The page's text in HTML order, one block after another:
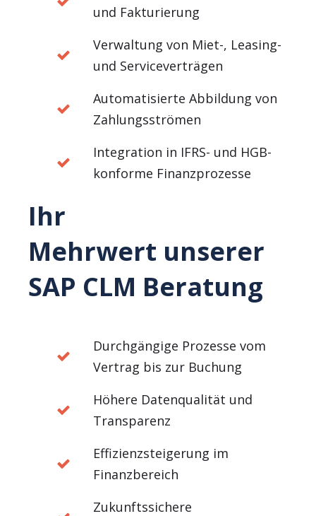
und Fakturierung
Verwaltung von Miet-, Leasing-
und Serviceverträgen
Automatisierte Abbildung von
Zahlungsströmen
Integration in IFRS- und HGB-
konforme Finanzprozesse
Ihr
Mehrwert unserer
SAP CLM Beratung
Durchgängige Prozesse vom
Vertrag bis zur Buchung
Höhere Datenqualität und
Transparenz
Effizienzsteigerung im
Finanzbereich
Zukunftssichere